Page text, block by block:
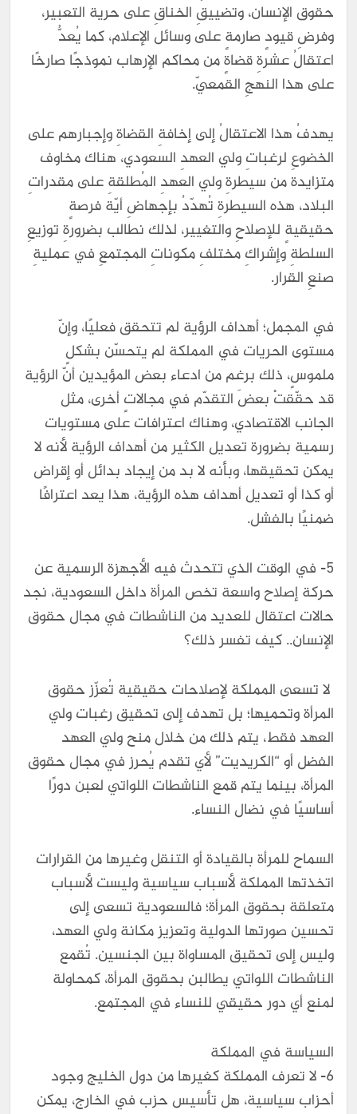
حقوق الإنسان، وتضييقِ الخناقِ على حرية التعبير،
وفرضِ قيودٍ صارمةٍ على وسائل الإعلام، كما يُعدُّ
اعتقالُ عشرةِ قضاةٍ من محاكم الإرهاب نموذجًا صارخًا
على هذا النهجِ القمعيّ.
يهدفُ هذا الاعتقالُ إلى إخافةِ القضاةِ وإجبارهم على
الخضوعِ لرغباتِ ولي العهدِ السعودي، هناك مخاوف
متزايدة من سيطرةِ ولي العهدِ المُطلقةِ على مقدراتِ
البلاد، هذه السيطرةِ تُهدّدُ بإجهاضِ أيّة فرصةٍ
حقيقيةٍ للإصلاحِ والتغيير، لذلك نطالب بضرورةِ توزيعِ
السلطةِ وإشراكِ مختلفِ مكوناتِ المجتمعِ في عمليةِ
صنعِ القرار.
في المجمل؛ أهداف الرؤية لم تتحقق فعليًا، وإنّ
مستوى الحريات في المملكة لم يتحسّن بشكلٍ
ملموسٍ، ذلك برغم من ادعاء بعض المؤيدين أنّ الرؤية
قد حقّقتْ بعضَ التقدّم في مجالاتٍ أخرى، مثل
الجانب الاقتصادي، وهناك اعترافات على مستويات
رسمية بضرورة تعديل الكثير من أهداف الرؤية لأنه لا
يمكن تحقيقها، وبأنه لا بد من إيجاد بدائل أو إقراض
أو كذا أو تعديل أهداف هذه الرؤية، هذا يعد اعترافًا
ضمنيًا بالفشل.
5- في الوقت الذي تتحدث فيه الأجهزة الرسمية عن
حركة إصلاح واسعة تخص المرأة داخل السعودية، نجد
حالات اعتقال للعديد من الناشطات في مجال حقوق
الإنسان.. كيف تفسر ذلك؟
لا تسعى المملكة لإصلاحات حقيقية تُعزّز حقوق
المرأة وتحميها؛ بل تهدف إلى تحقيق رغبات ولي
العهد فقط، يتم ذلك من خلال منح ولي العهد
الفضل أو “الكريديت” لأي تقدم يُحرز في مجال حقوق
المرأة، بينما يتم قمع الناشطات اللواتي لعبن دورًا
أساسيًا في نضال النساء.
السماح للمرأة بالقيادة أو التنقل وغيرها من القرارات
اتخذتها المملكة لأسباب سياسية وليست لأسباب
متعلقة بحقوق المرأة؛ فالسعودية تسعى إلى
تحسين صورتها الدولية وتعزيز مكانة ولي العهد،
وليس إلى تحقيق المساواة بين الجنسين. تُقمع
الناشطات اللواتي يطالبن بحقوق المرأة، كمحاولة
لمنع أي دور حقيقي للنساء في المجتمع.
السياسة في المملكة
6- لا تعرف المملكة كغيرها من دول الخليج وجود
أحزاب سياسية، هل تأسيس حزب في الخارج، يمكن